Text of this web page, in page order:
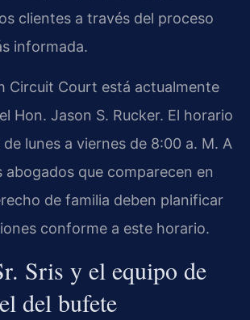
clientes a través del proceso
informada.
Circuit Court está actualmente
Hon. Jason S. Rucker. El horario
lunes a viernes de 8:00 a. M. A
abogados que comparecen en
de familia deben planificar
conforme a este horario.
Sris y el equipo de
del bufete